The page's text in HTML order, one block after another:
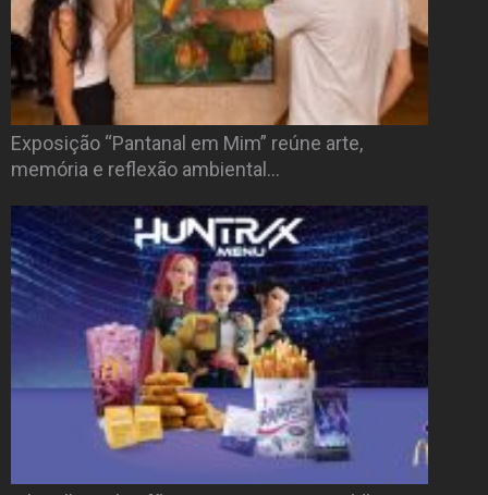
Exposição “Pantanal em Mim” reúne arte,
memória e reflexão ambiental…